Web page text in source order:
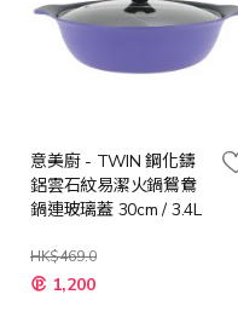
意美廚 - TWIN 鋼化鑄
鋁雲石紋易潔火鍋鴛鴦
鍋連玻璃蓋 30cm / 3.4L
HK$469.0
特
殊 1,200